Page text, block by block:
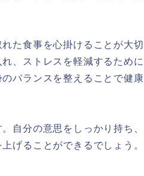
た食事を心掛けることが大切
、ストレスを軽減するために
バランスを整えることで健康
自分の意思をしっかり持ち、
げることができるでしょう。